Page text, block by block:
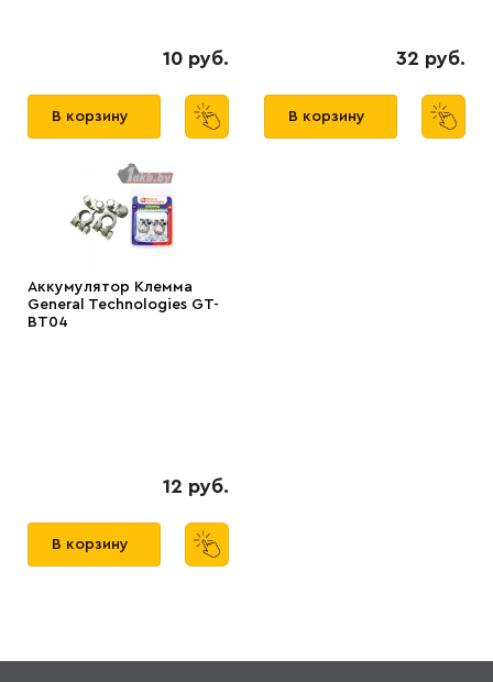
10 руб.
В корзину
32 руб.
В корзину
Аккумулятор Клемма
General Technologies GT-
BT04
12 руб.
В корзину